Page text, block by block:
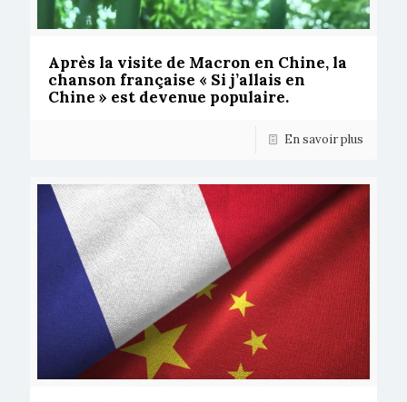
Après la visite de Macron en Chine, la
chanson française « Si j’allais en
Chine » est devenue populaire.
En savoir plus